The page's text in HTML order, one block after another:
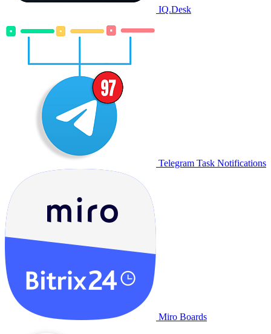
IQ.Desk
Telegram Task Notifications
Miro Boards